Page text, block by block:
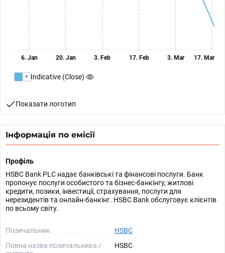
6. Jan 20. Jan 3. Feb 17. Feb 3. Mar 17. Mar
Indicative (Close)
Показати логотип
Інформація по емісії
Профіль
HSBC Bank PLC надає банківські та фінансові послуги. Банк
пропонує послуги особистого та бізнес-банкінгу, житлові
кредити, позики, інвестиції, страхування, послуги для
нерезидентів та онлайн-банкінг. HSBC Bank обслуговує клієнтів
по всьому світу.
Позичальник
HSBC
Повна назва позичальника /
HSBC